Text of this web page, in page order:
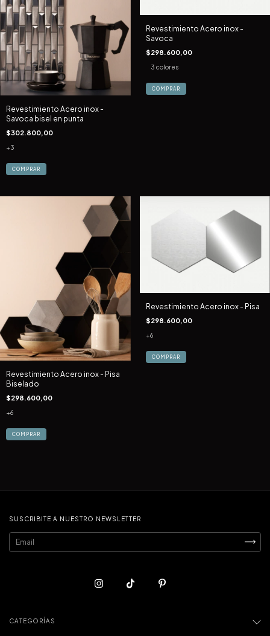
Revestimiento Acero inox -
Savoca bisel en punta
$302.800,00
+3
COMPRAR
Revestimiento Acero inox -
Savoca
$298.600,00
3 colores
COMPRAR
Revestimiento Acero inox - Pisa
Biselado
$298.600,00
+6
COMPRAR
Revestimiento Acero inox - Pisa
$298.600,00
+6
COMPRAR
SUSCRIBITE A NUESTRO NEWSLETTER
CATEGORÍAS